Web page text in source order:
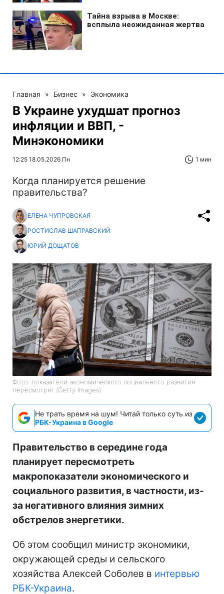
Главная » Бизнес » Экономика
В Украине ухудшат прогноз
инфляции и ВВП, -
Минэкономики
12:25 18.05.2026 Пн 1 мин
Когда планируется решение
правительства?
ЕЛЕНА ЧУПРОВСКАЯ
РОСТИСЛАВ ШАПРАВСКИЙ
ЮРИЙ ДОЩАТОВ
Фото: показатели экономического социального развития
пересмотрят (Getty Images)
Не трать время на шум! Читай только суть из
РБК-Украина в Google
Правительство в середине года
планирует пересмотреть
макропоказатели экономического и
социального развития, в частности, из-
за негативного влияния зимних
обстрелов энергетики.
Об этом сообщил министр экономики,
окружающей среды и сельского
хозяйства Алексей Соболев в интервью
РБК-Украина.